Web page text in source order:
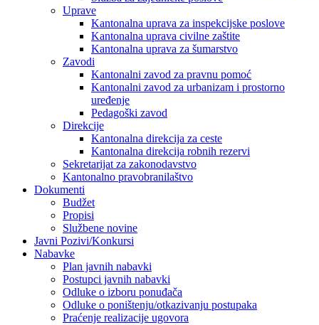
Uprave
Kantonalna uprava za inspekcijske poslove
Kantonalna uprava civilne zaštite
Kantonalna uprava za šumarstvo
Zavodi
Kantonalni zavod za pravnu pomoć
Kantonalni zavod za urbanizam i prostorno
uređenje
Pedagoški zavod
Direkcije
Kantonalna direkcija za ceste
Kantonalna direkcija robnih rezervi
Sekretarijat za zakonodavstvo
Kantonalno pravobranilaštvo
Dokumenti
Budžet
Propisi
Službene novine
Javni Pozivi/Konkursi
Nabavke
Plan javnih nabavki
Postupci javnih nabavki
Odluke o izboru ponuđača
Odluke o poništenju/otkazivanju postupaka
Praćenje realizacije ugovora